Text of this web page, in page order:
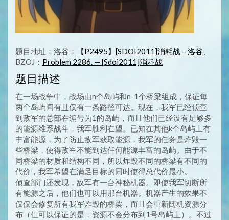
题目地址：洛谷： 【P2495】[SDOI2011]消耗战 – 洛谷
BZOJ： Problem 2286. — [Sdoi2011]消耗战
题目描述
在一场战争中，战场由n个岛屿和n-1个桥梁组成，保证每
两个岛屿间有且仅有一条路径可达。现在，我军已经侦查
到敌军的总部在编号为1的岛屿，而且他们已经没有足够多
的能源维系战斗，我军胜利在望。已知在其他k个岛屿上有
丰富能源，为了防止敌军获取能源，我军的任务是炸毁一
些桥梁，使得敌军不能到达任何能源丰富的岛屿。由于不
同桥梁的材质和结构不同，所以炸毁不同的桥梁有不同的
代价，我军希望在满足目标的同时使得总代价最小。
侦查部门还发现，敌军有一台神秘机器。即使我军切断所
有能源之后，他们也可以用那台机器。机器产生的效果不
仅仅会修复所有我军炸毁的桥梁，而且会重新随机资源分
布（但可以保证的是，资源不会分布到1号岛屿上）。不过